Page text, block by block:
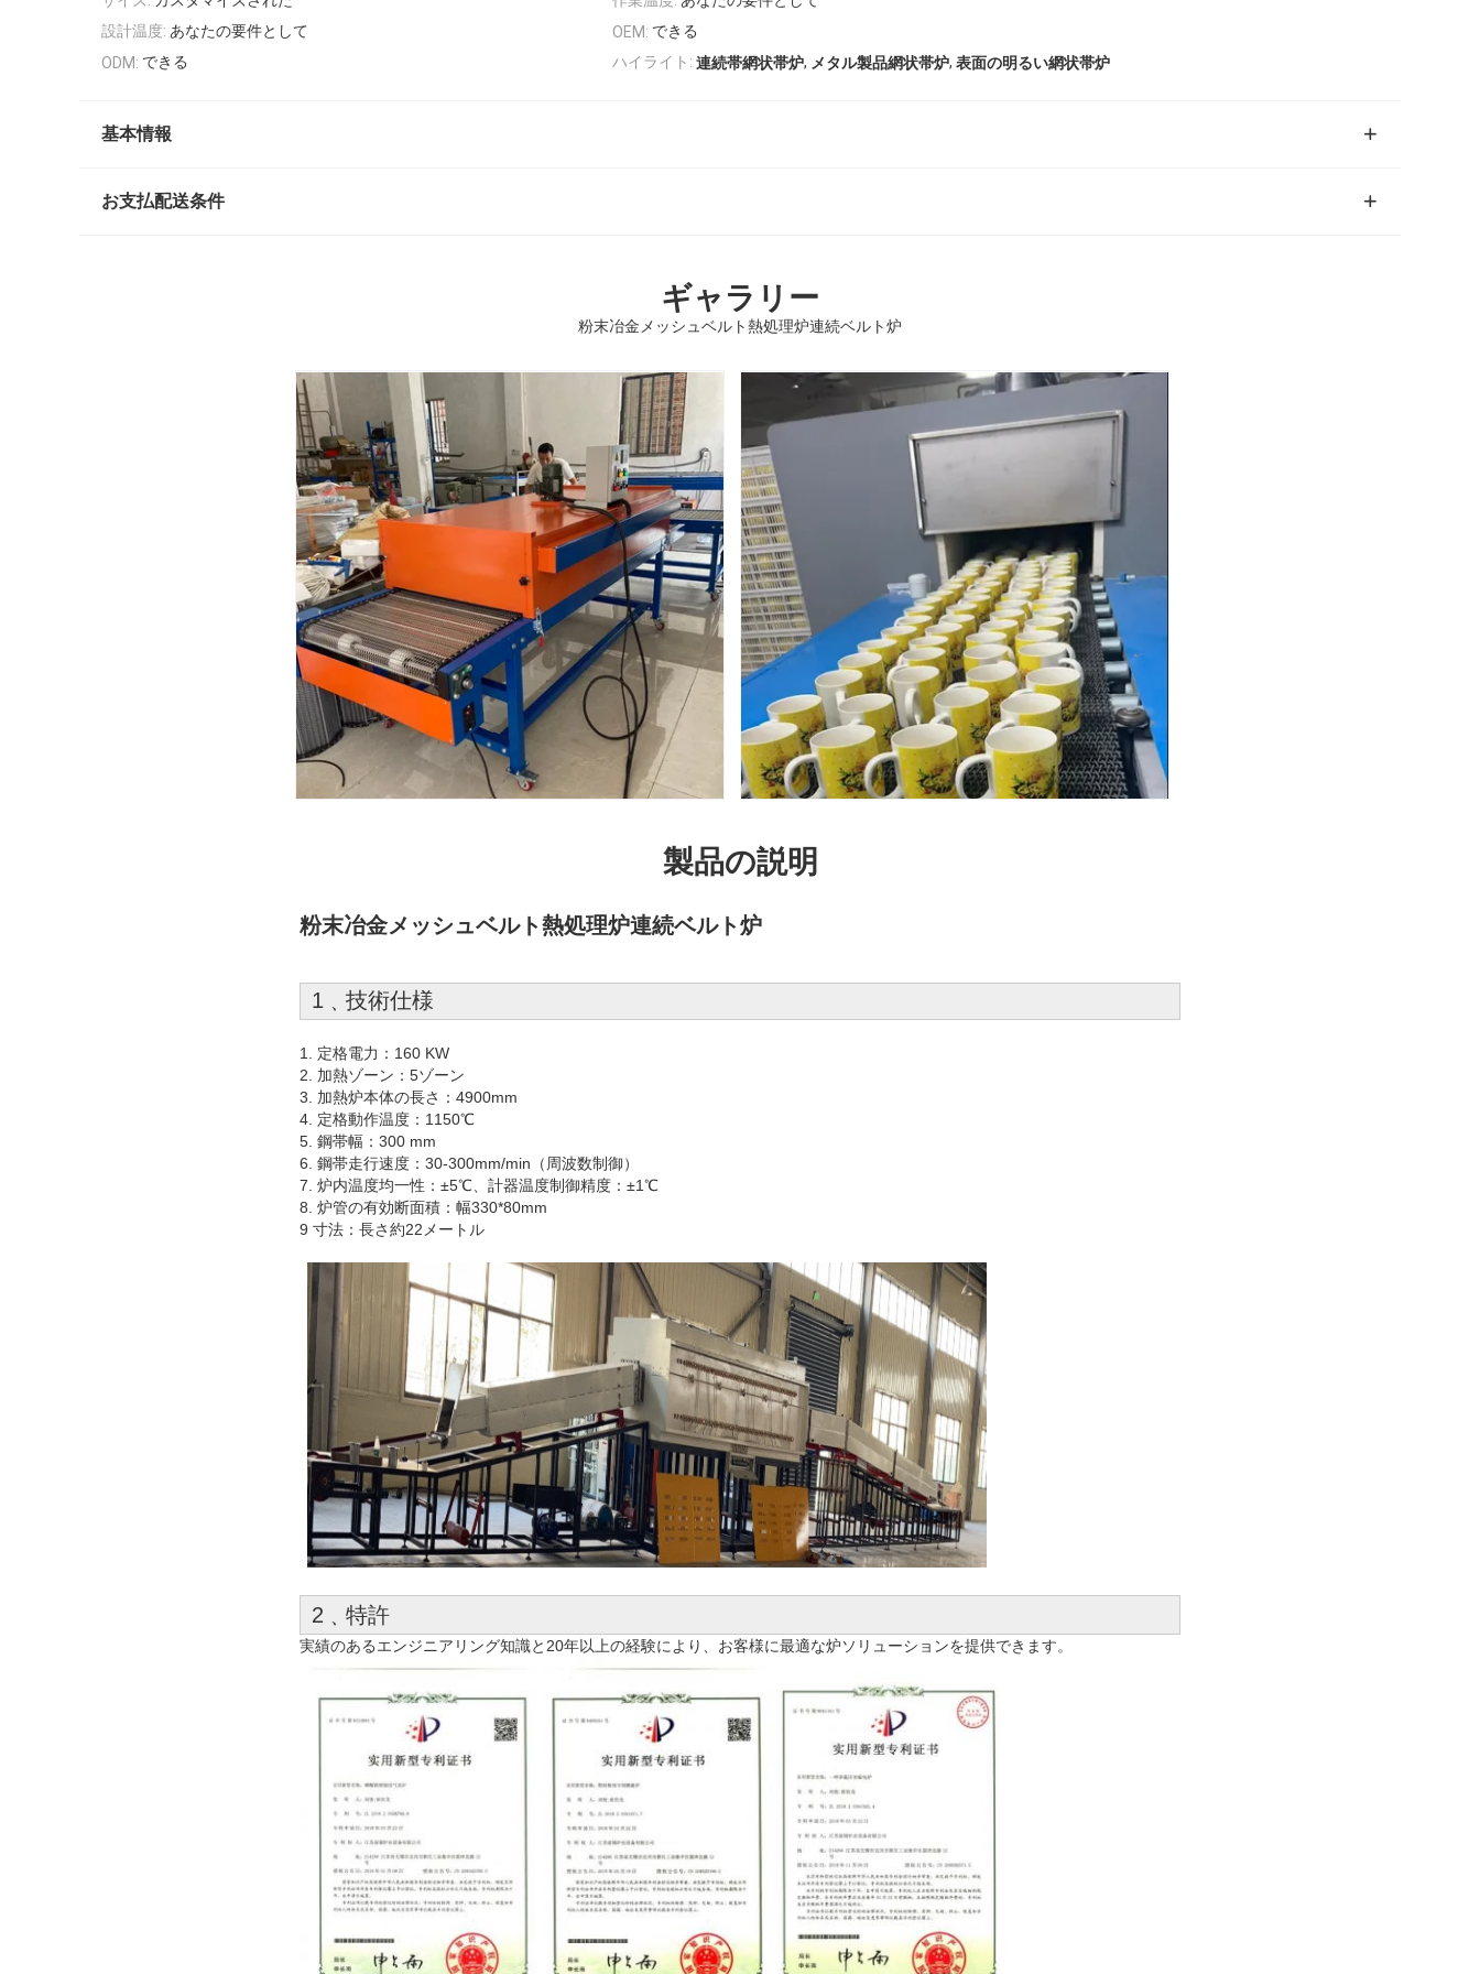
設計温度: あなたの要件として OEM: できる
ODM: できる ハイライト: 連続帯網状帯炉, メタル製品網状帯炉, 表面の明るい網状帯炉
基本情報
お支払配送条件
ギャラリー
粉末冶金メッシュベルト熱処理炉連続ベルト炉
製品の説明
粉末冶金メッシュベルト熱処理炉連続ベルト炉
1﹑技術仕様
1. 定格電力：160 KW
2. 加熱ゾーン：5ゾーン
3. 加熱炉本体の長さ：4900mm
4. 定格動作温度：1150℃
5. 鋼帯幅：300 mm
6. 鋼帯走行速度：30-300mm/min（周波数制御）
7. 炉内温度均一性：±5℃、計器温度制御精度：±1℃
8. 炉管の有効断面積：幅330*80mm
9 寸法：長さ約22メートル
2﹑特許
実績のあるエンジニアリング知識と20年以上の経験により、お客様に最適な炉ソリューションを提供できます。